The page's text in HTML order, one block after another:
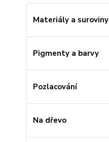
Materiály a suroviny
Pigmenty a barvy
Pozlacování
Na dřevo